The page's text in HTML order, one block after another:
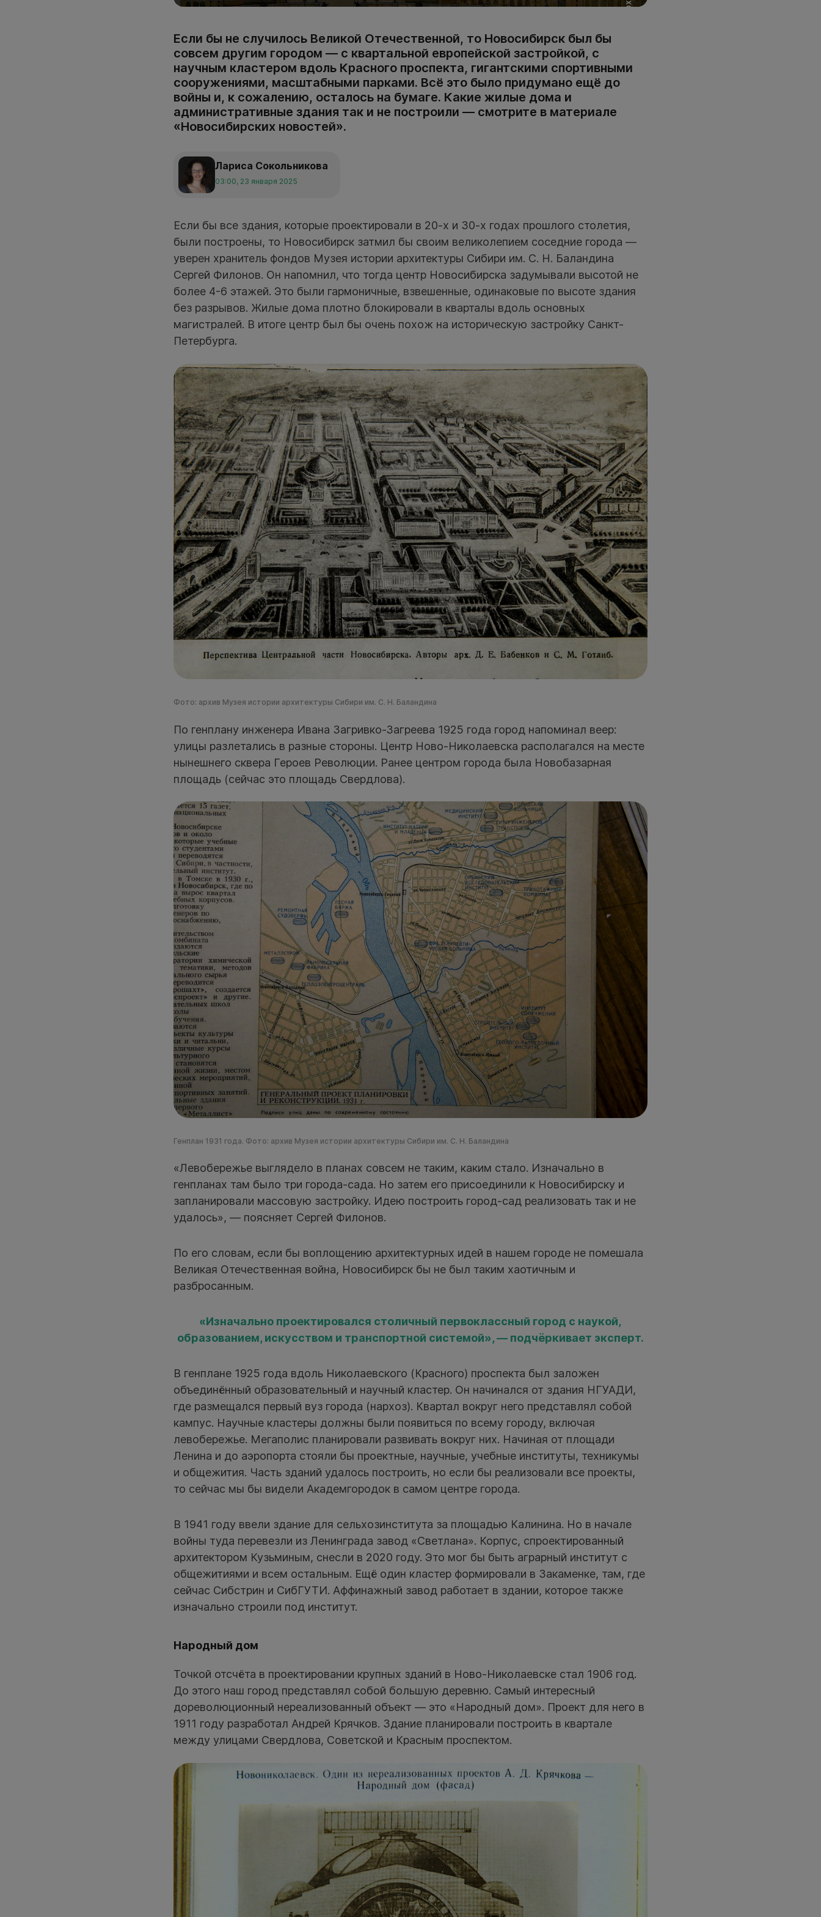
Если бы не случилось Великой Отечественной, то Новосибирск был бы
совсем другим городом — с квартальной европейской застройкой, с
научным кластером вдоль Красного проспекта, гигантскими спортивными
сооружениями, масштабными парками. Всё это было придумано ещё до
войны и, к сожалению, осталось на бумаге. Какие жилые дома и
административные здания так и не построили — смотрите в материале
«Новосибирских новостей».
Лариса Сокольникова
03:00, 23 января 2025
Если бы все здания, которые проектировали в 20-х и 30-х годах прошлого столетия,
были построены, то Новосибирск затмил бы своим великолепием соседние города —
уверен хранитель фондов Музея истории архитектуры Сибири им. С. Н. Баландина
Сергей Филонов. Он напомнил, что тогда центр Новосибирска задумывали высотой не
более 4-6 этажей. Это были гармоничные, взвешенные, одинаковые по высоте здания
без разрывов. Жилые дома плотно блокировали в кварталы вдоль основных
магистралей. В итоге центр был бы очень похож на историческую застройку Санкт-
Петербурга.
Фото: архив Музея истории архитектуры Сибири им. С. Н. Баландина
По генплану инженера Ивана Загривко-Загреева 1925 года город напоминал веер:
улицы разлетались в разные стороны. Центр Ново-Николаевска располагался на месте
нынешнего сквера Героев Революции. Ранее центром города была Новобазарная
площадь (сейчас это площадь Свердлова).
Генплан 1931 года. Фото: архив Музея истории архитектуры Сибири им. С. Н. Баландина
«Левобережье выглядело в планах совсем не таким, каким стало. Изначально в
генпланах там было три города-сада. Но затем его присоединили к Новосибирску и
запланировали массовую застройку. Идею построить город-сад реализовать так и не
удалось», — поясняет Сергей Филонов.
По его словам, если бы воплощению архитектурных идей в нашем городе не помешала
Великая Отечественная война, Новосибирск бы не был таким хаотичным и
разбросанным.
«Изначально проектировался столичный первоклассный город с наукой,
образованием, искусством и транспортной системой», — подчёркивает эксперт.
В генплане 1925 года вдоль Николаевского (Красного) проспекта был заложен
объединённый образовательный и научный кластер. Он начинался от здания НГУАДИ,
где размещался первый вуз города (нархоз). Квартал вокруг него представлял собой
кампус. Научные кластеры должны были появиться по всему городу, включая
левобережье. Мегаполис планировали развивать вокруг них. Начиная от площади
Ленина и до аэропорта стояли бы проектные, научные, учебные институты, техникумы
и общежития. Часть зданий удалось построить, но если бы реализовали все проекты,
то сейчас мы бы видели Академгородок в самом центре города.
В 1941 году ввели здание для сельхозинститута за площадью Калинина. Но в начале
войны туда перевезли из Ленинграда завод «Светлана». Корпус, спроектированный
архитектором Кузьминым, снесли в 2020 году. Это мог бы быть аграрный институт с
общежитиями и всем остальным. Ещё один кластер формировали в Закаменке, там, где
сейчас Сибстрин и СибГУТИ. Аффинажный завод работает в здании, которое также
изначально строили под институт.
Народный дом
Точкой отсчёта в проектировании крупных зданий в Ново-Николаевске стал 1906 год.
До этого наш город представлял собой большую деревню. Самый интересный
дореволюционный нереализованный объект — это «Народный дом». Проект для него в
1911 году разработал Андрей Крячков. Здание планировали построить в квартале
между улицами Свердлова, Советской и Красным проспектом.